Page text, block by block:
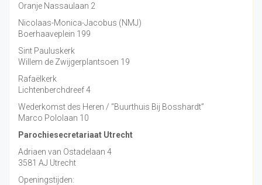
Oranje Nassaulaan 2
Nicolaas-Monica-Jacobus (NMJ)
Boerhaaveplein 199
Sint Pauluskerk
Willem de Zwijgerplantsoen 19
Rafaëlkerk
Lichtenberchdreef 4
Wederkomst des Heren / “Buurthuis Bij Bosshardt”
Marco Pololaan 10
Parochiesecretariaat Utrecht
Adriaen van Ostadelaan 4
3581 AJ Utrecht
Openingstijden: